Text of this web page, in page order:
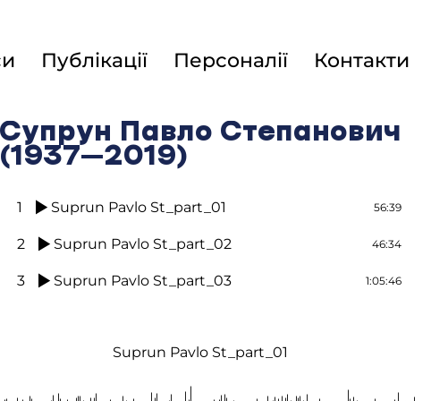
Публікації Персоналії Контакти
Супрун Павло Степанович
(1937–2019)
1 Suprun Pavlo St_part_01 56:39
2 Suprun Pavlo St_part_02 46:34
3 Suprun Pavlo St_part_03 1:05:46
Suprun Pavlo St_part_01